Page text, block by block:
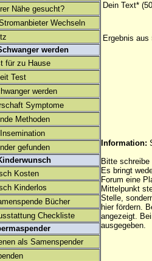
Nähe gesucht?
Wechseln
werden
für zu Hause
Test
werden
Symptome
Methoden
gefunden
Kosten
Kinderlos
Bücher
Checkliste
als Samenspender
Dein Text*
Ergebnis aus
Information:
Bitte
Es bringt
Forum eine
Mittelpunkt
Stelle,
hier fördern.
angezeigt.
ausgegeben.